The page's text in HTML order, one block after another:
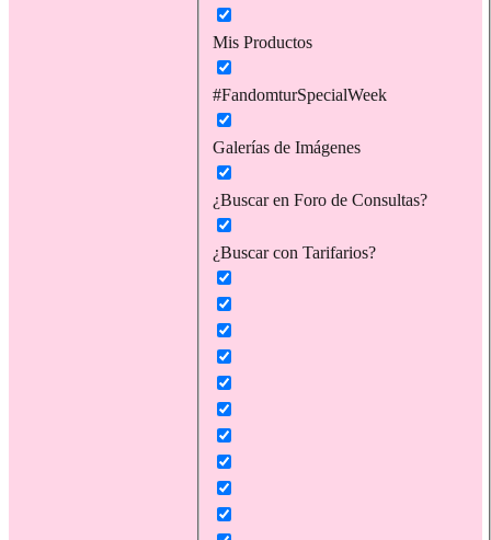
Mis Productos
#FandomturSpecialWeek
Galerías de Imágenes
¿Buscar en Foro de Consultas?
¿Buscar con Tarifarios?